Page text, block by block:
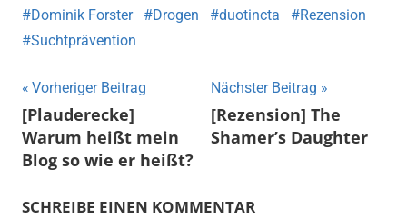
Dominik Forster
Drogen duotincta
Rezension
Suchtprävention
Beitragsnavigation
Vorheriger Beitrag
[Plauderecke]
Warum heißt mein
Blog so wie er heißt?
Nächster Beitrag
[Rezension] The
Shamer’s Daughter
SCHREIBE EINEN KOMMENTAR